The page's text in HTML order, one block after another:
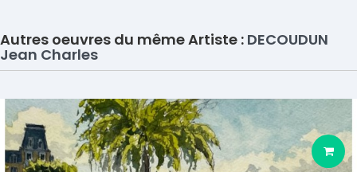
Autres oeuvres du même Artiste : DECOUDUN
Jean Charles